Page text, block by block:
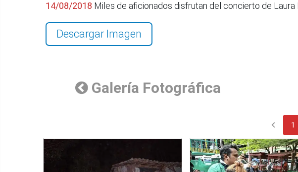
14/08/2018 Miles de aficionados disfrutan del concierto de Laura
Descargar Imagen
Galería Fotográfica
chevron_left 1